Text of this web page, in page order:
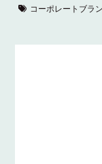
コーポレートブラ